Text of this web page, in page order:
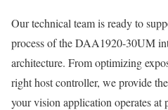
Our technical team is ready to
process of the DAA1920-30UM
architecture. From optimizing
right host controller, we provide
your vision application operates at